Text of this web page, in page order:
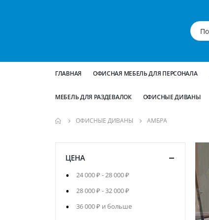
ГЛАВНАЯ ОФИСНАЯ МЕБЕЛЬ ДЛЯ ПЕРСОНАЛА
МЕБЕЛЬ ДЛЯ РАЗДЕВАЛОК ОФИСНЫЕ ДИВАНЫ
ОФИСНЫЕ ДИВАНЫ АМБРА
ЦЕНА
24 000 ₽ -28 000 ₽
28 000 ₽ -32 000 ₽
36 000 ₽ и больше